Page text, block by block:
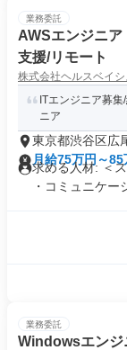
業務委託
AWSエンジニア
支援/リモート
株式会社ヘルスベイシ
ITエンジニア募
ニア
東京都渋谷区広
月給75万円～85
求める人材: ＜
・コミュニケー
業務委託
Windowsエン